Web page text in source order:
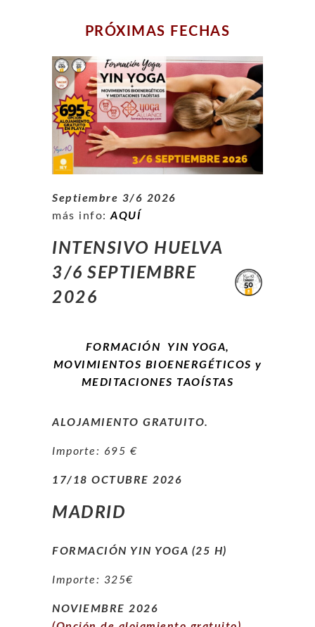
PRÓXIMAS FECHAS
Septiembre 3/6 2026
más info:AQUÍ
INTENSIVO HUELVA
3/6 SEPTIEMBRE
2026
FORMACIÓN YIN YOGA,
MOVIMIENTOS BIOENERGÉTICOS y
MEDITACIONES TAOÍSTAS
ALOJAMIENTO GRATUITO.
Importe: 695 €
17/18 OCTUBRE 2026
MADRID
FORMACIÓN YIN YOGA (25 H)
Importe: 325€
NOVIEMBRE 2026